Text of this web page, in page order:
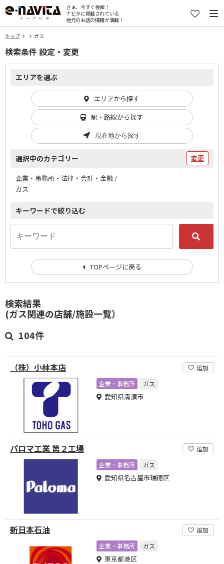
さぁ、今すぐ検索！
ナビタに掲載されている
地元のお店の情報が満載！
トップ ガス
検索結果
(ガス関連の店舗/施設一覧）
104件
（株）小林本店
追加
企業・事務所
ガス
愛知県清須市
パロマ工業 第２工場
追加
企業・事務所
ガス
愛知県名古屋市瑞穂区
新日本石油
追加
企業・事務所
ガス
東京都港区
検索条件 設定・変更
エリアを選ぶ
エリアから探す
駅・路線から探す
現在地から探す
選択中のカテゴリー 変更
企業・事務所・法律・会計・金融 /
ガス
キーワードで絞り込む
TOPページに戻る